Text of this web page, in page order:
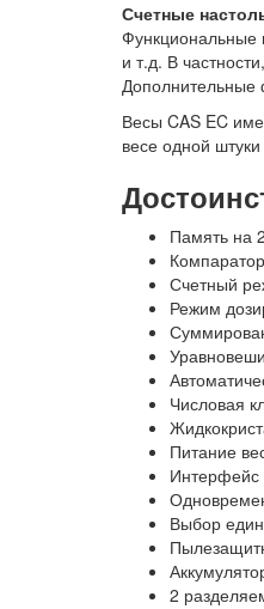
Счетные
Функциональные
и т.д. В
Дополнительные
Весы CAS EC
весе одной
Память на
Счетный
Режим
Числовая
Питание
Интерфейс
Выбор
2